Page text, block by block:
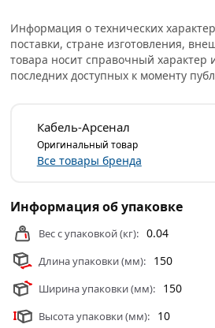
свяжутся с Вами для
или самовывоза.
Условия доставки и цены на
Информация о технических
поставки, стране изготовления,
товара носит справочный характер
последних доступных к моменту
Кабель-Арсенал
Оригинальный товар
Все товары бренда
Информация об упаковке
Вес с упаковкой (кг): 0.04
Длина упаковки (мм): 150
Ширина упаковки (мм): 150
Высота упаковки (мм): 10